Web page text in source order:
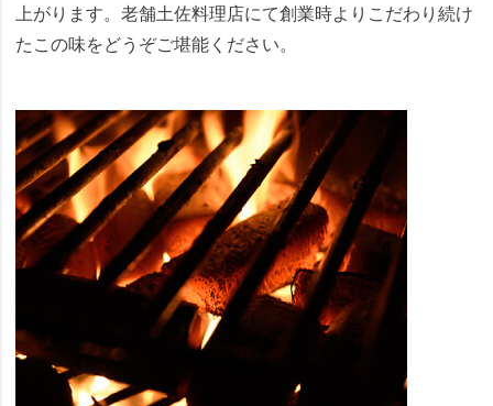
上がります。老舗土佐料理店にて創業時よりこだわり続け
たこの味をどうぞご堪能ください。